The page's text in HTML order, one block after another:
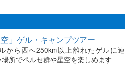
」ゲル・キャンプツアー
から西へ250km以上離れたゲルに連
所でペルセ群や星空を楽しめます